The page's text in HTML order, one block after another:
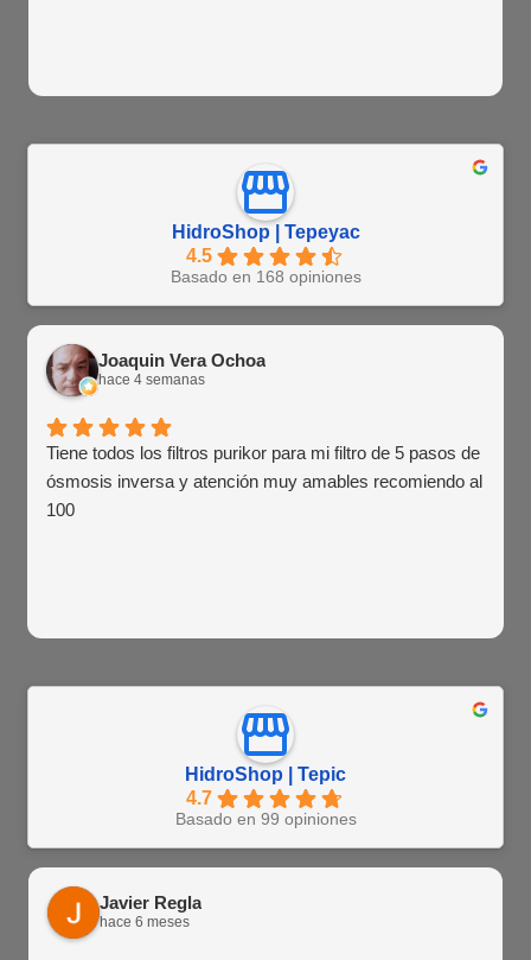
HidroShop | Tepeyac
4.5
Basado en 168 opiniones
Joaquin Vera Ochoa
hace 4 semanas
Tiene todos los filtros purikor para mi filtro de 5 pasos de
ósmosis inversa y atención muy amables recomiendo al
100
HidroShop | Tepic
4.7
Basado en 99 opiniones
Javier Regla
hace 6 meses